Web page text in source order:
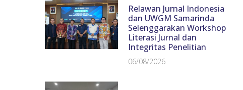
Relawan Jurnal Indonesia
dan UWGM Samarinda
Selenggarakan Workshop
Literasi Jurnal dan
Integritas Penelitian
06/08/2026